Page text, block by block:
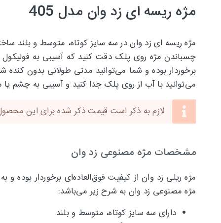
مژه ریسه ای زد وان مدل 405
مژه ریسه ای زد وان در سه سایز کوتاه، متوسط و بلند
چسباندن مژه روی پلک دقت کنید که آسیبی به
برخوردار بوده و شما می‌توانید مدتی طولانی بدون کنده
می‌توانید با آب از روی پلک جدا کنید و آسیبی به چشم یا
لازم به ذکر است قیمت ذکر شده برای این محصول قیمت
مشخصات مژه مصنوعی زد وان
مژه ریلی زد وان از کیفیت فوق‌العاده‌ای برخوردار
مژه مصنوعی زد وان به شرح زیر می‌باشد:
دارای سه سایز کوتاه، متوسط و بلند